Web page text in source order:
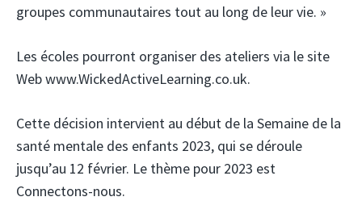
groupes communautaires tout au long de leur vie. »
Les écoles pourront organiser des ateliers via le site
Web www.WickedActiveLearning.co.uk.
Cette décision intervient au début de la Semaine de la
santé mentale des enfants 2023, qui se déroule
jusqu’au 12 février. Le thème pour 2023 est
Connectons-nous.